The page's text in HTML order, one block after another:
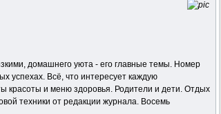
домашнего уюта - его главные темы. Номер
успехах. Всё, что интересует каждую
красоты и меню здоровья. Родители и дети. Отдых
техники от редакции журнала. Восемь